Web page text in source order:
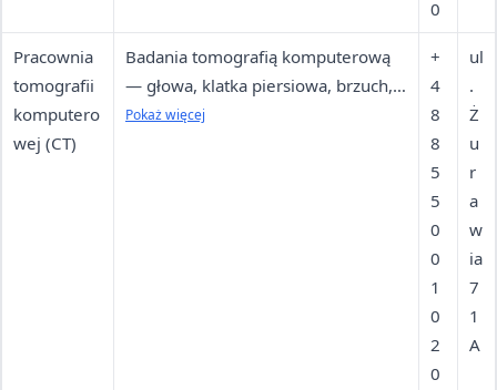
0
Pracownia
tomografii
komputero
wej (CT)
Badania tomografią komputerową
— głowa, klatka piersiowa, brzuch,
miednica, kręgosłup, stawy,
Pokaż więcej
+
4
8
8
5
5
0
0
1
0
2
0
ul
.
Ż
u
r
a
w
ia
7
1
A